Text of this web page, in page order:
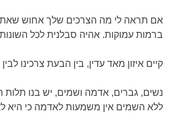
אם תראה לי מה הצרכים שלך אחוש שאתה
ברמות עמוקות. אהיה סבלנית לכל
קיים איזון מאד עדין, בין הבעת צרכינו
נשים, גברים, אדמה ושמים, יש בנו תלות
ללא השמים אין משמעות לאדמה כי היא